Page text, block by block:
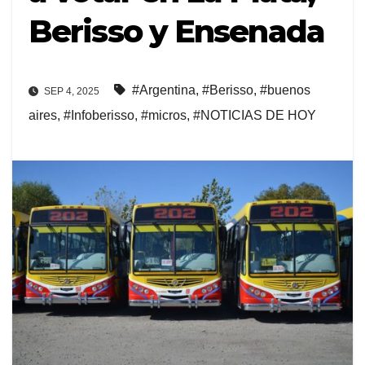
Berisso y Ensenada
SEP 4, 2025 #Argentina, #Berisso, #buenos
aires, #Infoberisso, #micros, #NOTICIAS DE HOY